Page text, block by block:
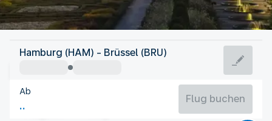
Belgien
Brüssel
Belgien
Flugzeit
Hamburg (HAM) - Brüssel (BRU)
Ab
Flug buchen